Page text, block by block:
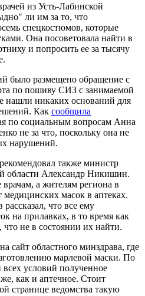
из Усть-Лабинской
ли им за то, что
спецкостюмов, которые
Она посоветовала найти в
и попросить ее за тысячу
было размещено обращение с
по пошиву СИЗ с занимаемой
нашли никаких оснований для
Как сообщила
по социальным вопросам Анна
не за что, поскольку она не
нарушений.
также министр
области Александр Никишин.
врачам, а жителям региона в
масок в аптеках.
что все ему
на прилавках, в то время как
что не в состоянии их найти.
сайт областного минздрава, где
марлевой маски. По
условий полученное
как и аптечное. Стоит
странице ведомства такую